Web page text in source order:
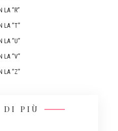
LA “R”
LA “T”
LA “U”
LA “V”
LA “Z”
DI PIÙ